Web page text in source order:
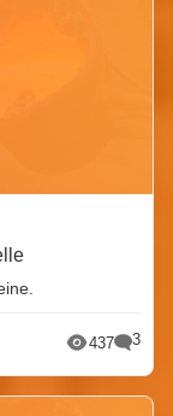
437 3